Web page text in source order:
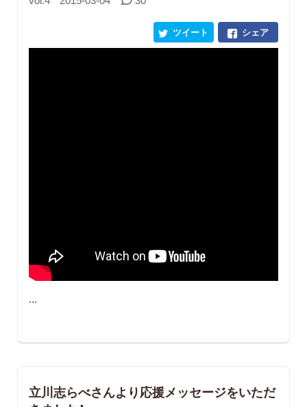
シェア
ツイート
...
立川志らべさんより応援メッセージをいただ